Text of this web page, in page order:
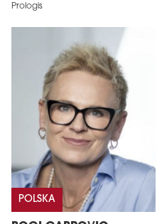
Prologis
POLSKA